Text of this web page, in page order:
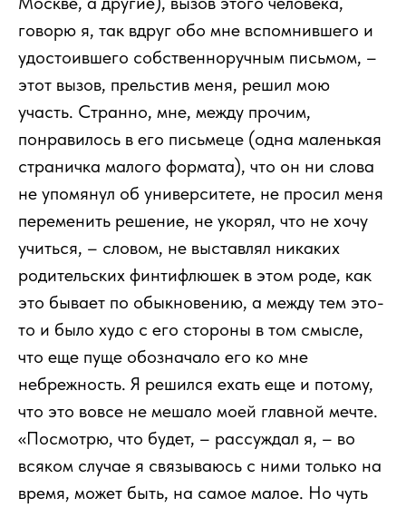
говорю я, так вдруг обо мне вспомнившего и
удостоившего собственноручным письмом, –
этот вызов, прельстив меня, решил мою
участь. Странно, мне, между прочим,
понравилось в его письмеце (одна маленькая
страничка малого формата), что он ни слова
не упомянул об университете, не просил меня
переменить решение, не укорял, что не хочу
учиться, – словом, не выставлял никаких
родительских финтифлюшек в этом роде, как
это бывает по обыкновению, а между тем это-
то и было худо с его стороны в том смысле,
что еще пуще обозначало его ко мне
небрежность. Я решился ехать еще и потому,
что это вовсе не мешало моей главной мечте.
«Посмотрю, что будет, – рассуждал я, – во
всяком случае я связываюсь с ними только на
время, может быть, на самое малое. Но чуть